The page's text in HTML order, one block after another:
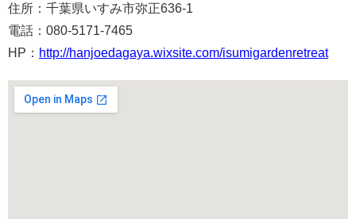
住所：千葉県いすみ市弥正636-1
電話：080-5171-7465
HP： http://hanjoedagaya.wixsite.com/isumigardenretreat